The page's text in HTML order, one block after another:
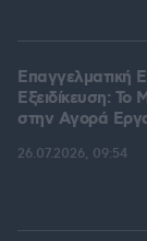
Επαγγελματική
Εξειδίκευση: Το
στην Aγορά
26.07.2026, 09:54